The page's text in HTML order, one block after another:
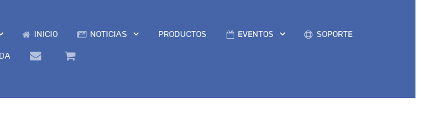
INICIO NOTICIAS PRODUCTOS EVENTOS SOPORTE